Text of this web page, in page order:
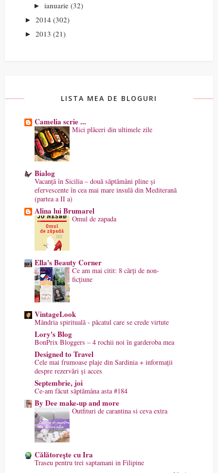
► ianuarie (32)
► 2014 (302)
► 2013 (21)
LISTA MEA DE BLOGURI
Camelia scrie ...
Mici plăceri din ultimele zile
Bialog
Vacanță în Sicilia – două săptămâni pline și
efervescente în cea mai mare insulă din Mediterană
(partea a II a)
Alina lui Brumarel
Omul de zapada
Ella's Beauty Corner
Ce am mai citit: 8 cărți de non-
ficțiune
VintageLook
Mândria spirituală - păcatul care se crede virtute
Lory's Blog
BonPrix Bloggers – 4 rochii noi în garderoba mea
Designed to Travel
Cele mai frumoase plaje din Sardinia + informații
despre rezervări și acces
Septembrie, joi
Ce-am făcut săptămâna asta #184
By Dee make-up and more
Outfituri de carantina si ceva extra
Călătorește cu Ira
Traseu pentru trei saptamani in Filipine